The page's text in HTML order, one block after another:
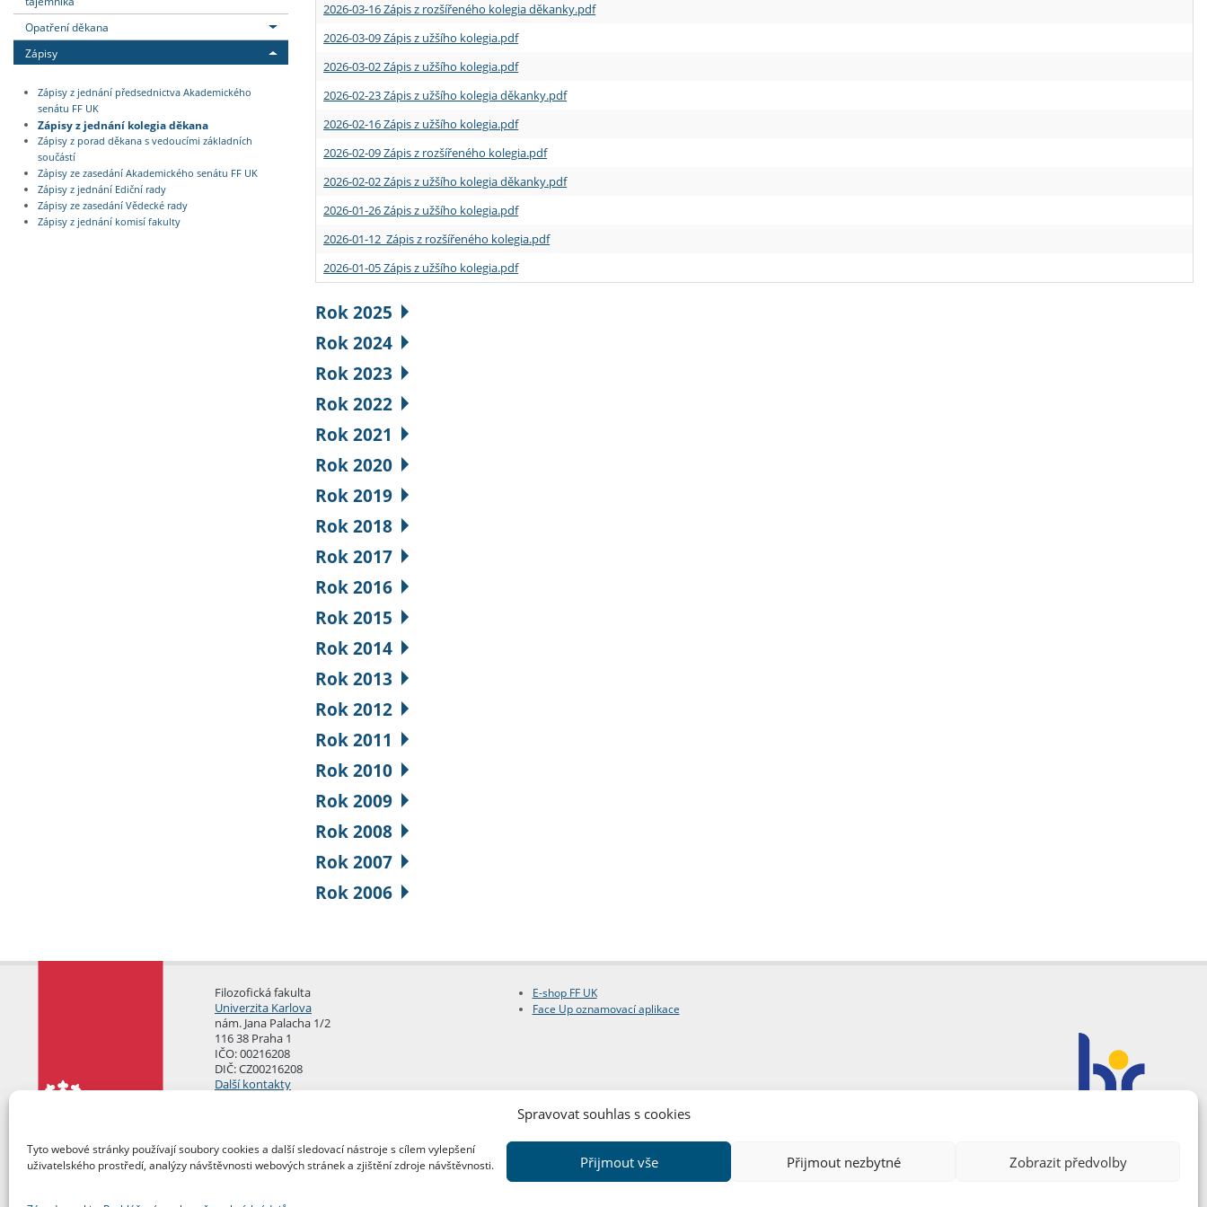
Spravovat souhlas s cookies
Tyto webové stránky používají soubory cookies a další sledovací nástroje s cílem vylepšení
uživatelského prostředí, analýzy návštěvnosti webových stránek a zjištění zdroje návštěvnosti.
Přijmout vše Přijmout nezbytné Zobrazit předvolby
Opatření děkana
Zápisy
Zápisy z jednání předsednictva Akademického
senátu FF UK
Zápisy z jednání kolegia děkana
Zápisy z porad děkana s vedoucími základních
součástí
Zápisy ze zasedání Akademického senátu FF UK
Zápisy z jednání Ediční rady
Zápisy ze zasedání Vědecké rady
Zápisy z jednání komisí fakulty
2026-03-16 Zápis z rozšířeného kolegia děkanky.pdf
2026-03-09 Zápis z užšího kolegia.pdf
2026-03-02 Zápis z užšího kolegia.pdf
2026-02-23 Zápis z užšího kolegia děkanky.pdf
2026-02-16 Zápis z užšího kolegia.pdf
2026-02-09 Zápis z rozšířeného kolegia.pdf
2026-02-02 Zápis z užšího kolegia děkanky.pdf
2026-01-26 Zápis z užšího kolegia.pdf
2026-01-12 Zápis z rozšířeného kolegia.pdf
2026-01-05 Zápis z užšího kolegia.pdf
Rok 2025
Rok 2024
Rok 2023
Rok 2022
Rok 2021
Rok 2020
Rok 2019
Rok 2018
Rok 2017
Rok 2016
Rok 2015
Rok 2014
Rok 2013
Rok 2012
Rok 2011
Rok 2010
Rok 2009
Rok 2008
Rok 2007
Rok 2006
Filozofická fakulta
Univerzita Karlova
nám. Jana Palacha 1/2
116 38 Praha 1
IČO: 00216208
DIČ: CZ00216208
Další kontakty
E-shop FF UK
Face Up oznamovací aplikace